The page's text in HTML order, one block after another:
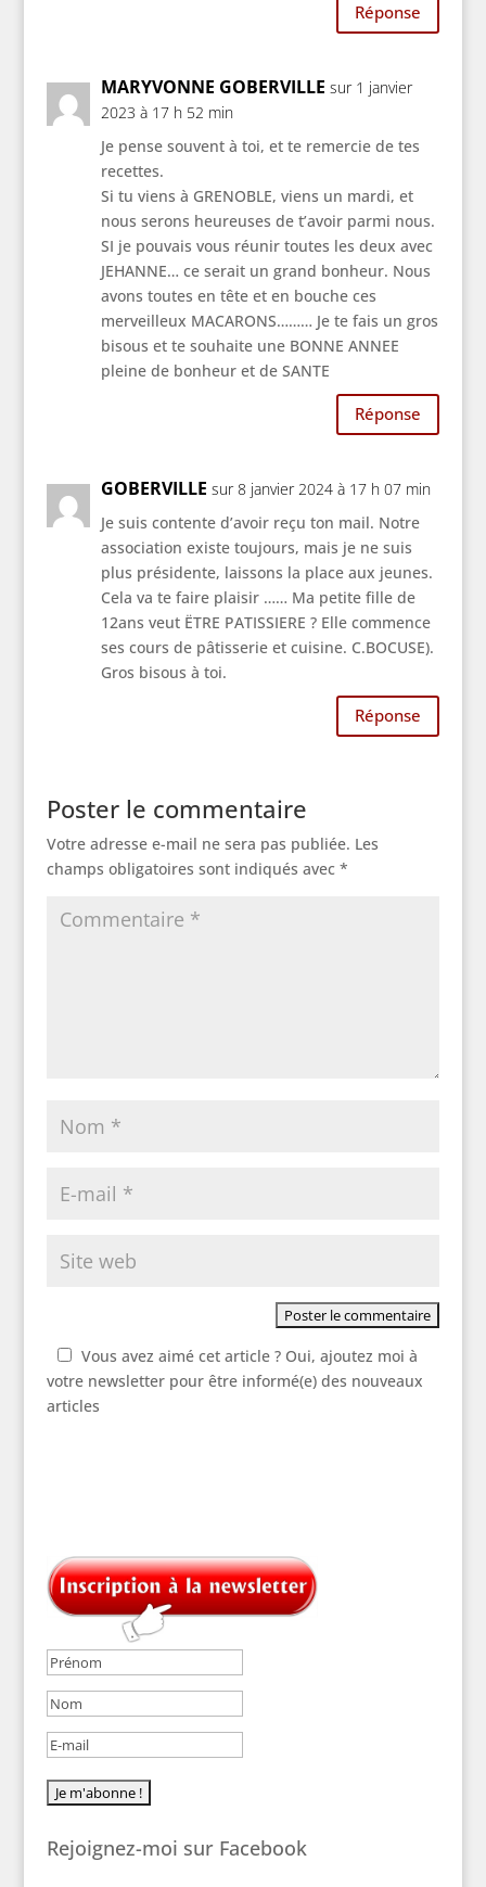
Réponse
MARYVONNE GOBERVILLE sur 1 janvier
2023 à 17 h 52 min
Je pense souvent à toi, et te remercie de tes
recettes.
Si tu viens à GRENOBLE, viens un mardi, et
nous serons heureuses de t’avoir parmi nous.
SI je pouvais vous réunir toutes les deux avec
JEHANNE… ce serait un grand bonheur. Nous
avons toutes en tête et en bouche ces
merveilleux MACARONS……… Je te fais un gros
bisous et te souhaite une BONNE ANNEE
pleine de bonheur et de SANTE
Réponse
GOBERVILLE sur 8 janvier 2024 à 17 h 07 min
Je suis contente d’avoir reçu ton mail. Notre
association existe toujours, mais je ne suis
plus présidente, laissons la place aux jeunes.
Cela va te faire plaisir …… Ma petite fille de
12ans veut ËTRE PATISSIERE ? Elle commence
ses cours de pâtisserie et cuisine. C.BOCUSE).
Gros bisous à toi.
Réponse
Poster le commentaire
Votre adresse e-mail ne sera pas publiée. Les
champs obligatoires sont indiqués avec *
Vous avez aimé cet article ? Oui, ajoutez moi à
votre newsletter pour être informé(e) des nouveaux
articles
Rejoignez-moi sur Facebook